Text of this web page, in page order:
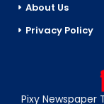
About Us
Privacy Policy
Pixy